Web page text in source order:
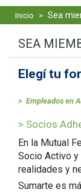
Inicio > Sea
SEA
Elegí tu
> Empleados en
> Socios
En la Mutual
Socio Activo
realidades y
Sumarte es